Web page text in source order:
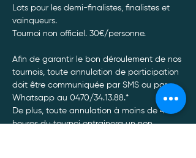
Lots pour les demi-finalistes, finalistes et
vainqueurs.
Tournoi non officiel. 30€/personne.
Afin de garantir le bon déroulement de nos
tournois, toute annulation de participation
doit être communiquée par SMS ou par
Whatsapp au 0470/34.13.88.*
De plus, toute annulation à moins de 48
heures du tournoi entrainera un non